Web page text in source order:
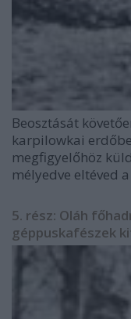
Beosztását
karpilowkai
megfigyelőhöz
mélyedve eltéved
5. rész: Oláh
géppuskafészek